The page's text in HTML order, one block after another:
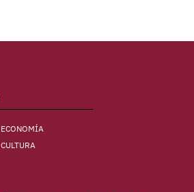
ECONOMÍA
CULTURA